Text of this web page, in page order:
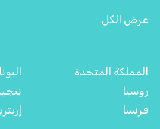
عرض الكل
المملكة المتحدة
روسيا
فرنسا